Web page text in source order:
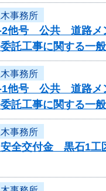
事務所
2他号 公共 道路メ
託工事に関する一
事務所
1他号 公共 道路メ
託工事に関する一
事務所
全交付金 黒石1